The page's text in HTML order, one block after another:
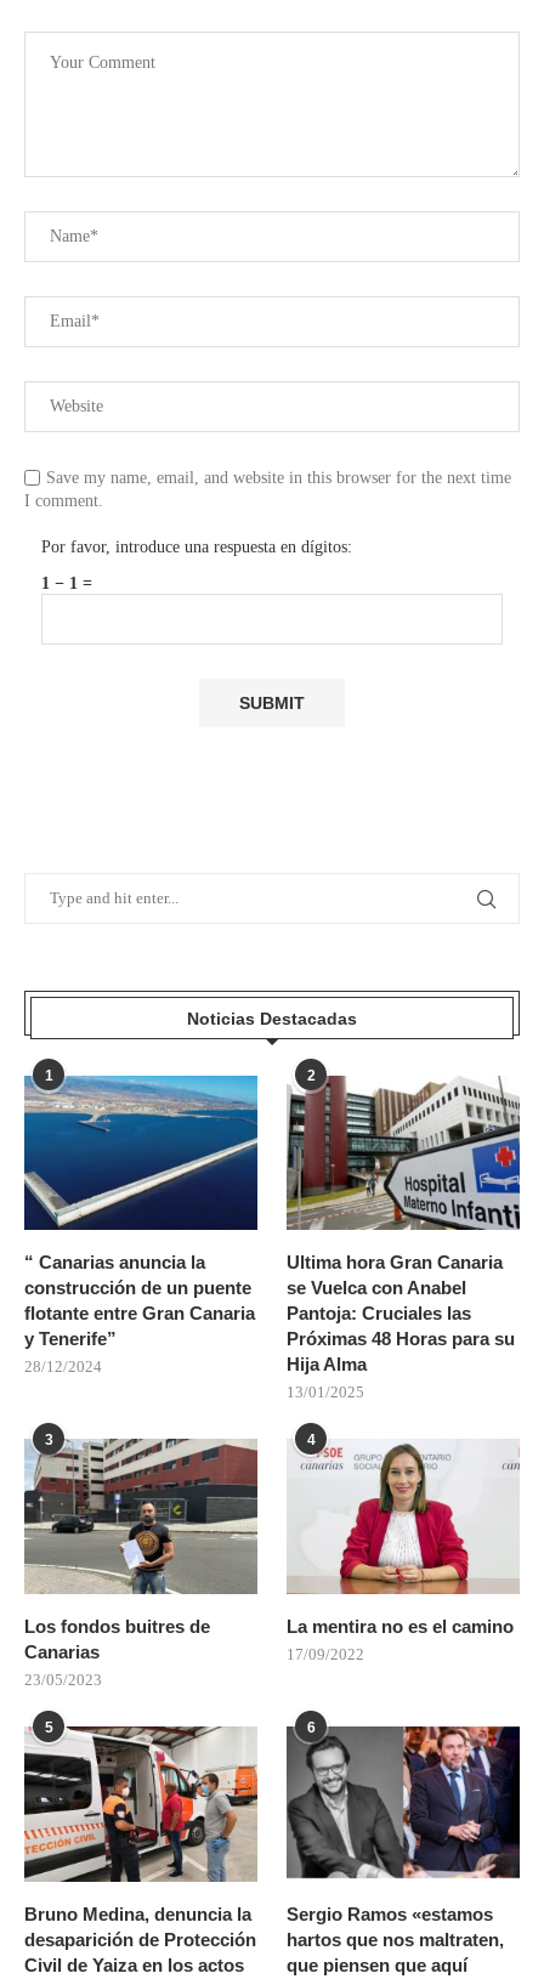
Save my name, email, and website in this browser for the next time
I comment.
Por favor, introduce una respuesta en dígitos:
1 − 1 =
Noticias Destacadas
1
“ Canarias anuncia la
construcción de un puente
flotante entre Gran Canaria
y Tenerife”
28/12/2024
2
Ultima hora Gran Canaria
se Vuelca con Anabel
Pantoja: Cruciales las
Próximas 48 Horas para su
Hija Alma
13/01/2025
3
Los fondos buitres de
Canarias
23/05/2023
4
La mentira no es el camino
17/09/2022
5
Bruno Medina, denuncia la
desaparición de Protección
Civil de Yaiza en los actos
6
Sergio Ramos «estamos
hartos que nos maltraten,
que piensen que aquí